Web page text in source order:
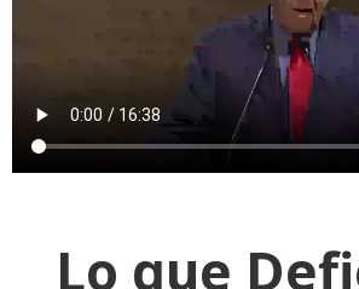
Lo que